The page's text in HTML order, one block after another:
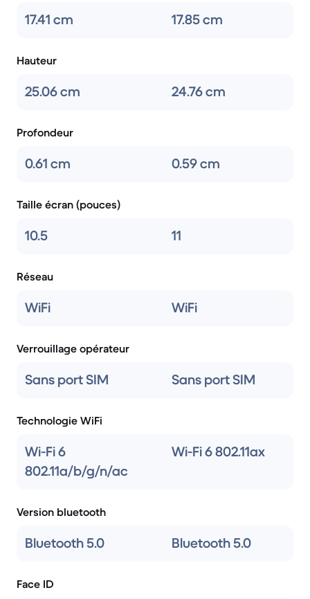
17.41 cm 17.85 cm
Hauteur
25.06 cm 24.76 cm
Profondeur
0.61 cm 0.59 cm
Taille écran (pouces)
10.5 11
Réseau
WiFi WiFi
Verrouillage opérateur
Sans port SIM Sans port SIM
Technologie WiFi
Wi-Fi 6
802.11a/b/g/n/ac
Wi-Fi 6 802.11ax
Version bluetooth
Bluetooth 5.0 Bluetooth 5.0
Face ID